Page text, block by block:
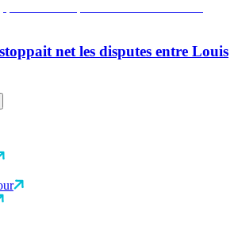
net les disputes entre Louis